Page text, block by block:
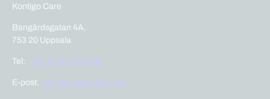
Kontigo Care
Bangårdsgatan 4A,
753 20 Uppsala
Tel: +46 (0)18 410 88 80
E-post: info@kontigocare.com